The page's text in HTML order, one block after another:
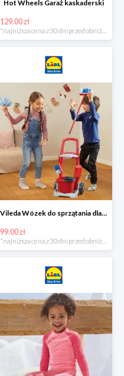
Hot Wheels Garaż kaskaderski
129.00 zł
Vileda Wózek do sprzątania dla dzieci
99.00 zł
*najniższa cena z 30 dni przed obniżką